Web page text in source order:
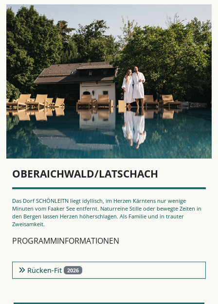
OBERAICHWALD/LATSCHACH
Das Dorf SCHÖNLEITN liegt idyllisch, im Herzen Kärntens nur wenige
Minuten vom Faaker See entfernt. Naturreine Stille oder bewegte Zeiten in
den Bergen lassen Herzen höherschlagen. Als Familie und in trauter
Zweisamkeit.
PROGRAMMINFORMATIONEN
Rücken-Fit 2026